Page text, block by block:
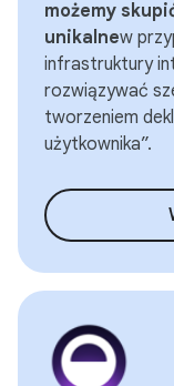
możemy
unikalnew
infrastruktury
rozwiązywać
tworzeniem
użytkownika”.